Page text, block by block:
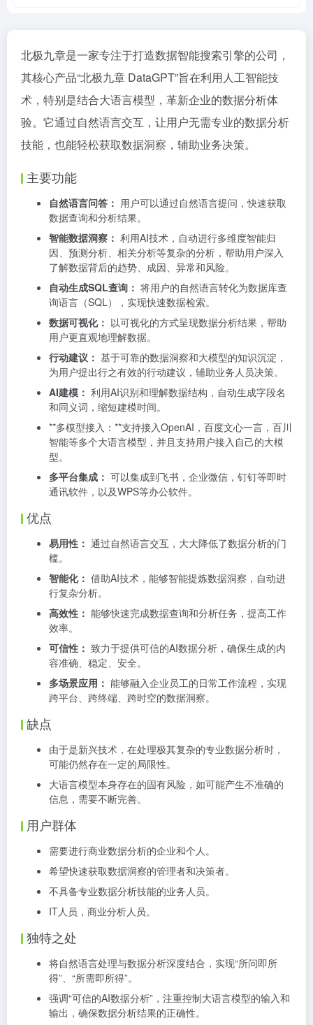
北极九章是一家专注于打造数据智能搜索引擎的公司，
其核心产品“北极九章 DataGPT”旨在利用人工智能技
术，特别是结合大语言模型，革新企业的数据分析体
验。它通过自然语言交互，让用户无需专业的数据分析
技能，也能轻松获取数据洞察，辅助业务决策。
主要功能
自然语言问答： 用户可以通过自然语言提问，快速获取
数据查询和分析结果。
智能数据洞察： 利用AI技术，自动进行多维度智能归
因、预测分析、相关分析等复杂的分析，帮助用户深入
了解数据背后的趋势、成因、异常和风险。
自动生成SQL查询： 将用户的自然语言转化为数据库查
询语言（SQL），实现快速数据检索。
数据可视化： 以可视化的方式呈现数据分析结果，帮助
用户更直观地理解数据。
行动建议： 基于可靠的数据洞察和大模型的知识沉淀，
为用户提出行之有效的行动建议，辅助业务人员决策。
AI建模： 利用AI识别和理解数据结构，自动生成字段名
和同义词，缩短建模时间。
**多模型接入：**支持接入OpenAI，百度文心一言，百川
智能等多个大语言模型，并且支持用户接入自己的大模
型。
多平台集成： 可以集成到飞书，企业微信，钉钉等即时
通讯软件，以及WPS等办公软件。
优点
易用性： 通过自然语言交互，大大降低了数据分析的门
槛。
智能化： 借助AI技术，能够智能提炼数据洞察，自动进
行复杂分析。
高效性： 能够快速完成数据查询和分析任务，提高工作
效率。
可信性： 致力于提供可信的AI数据分析，确保生成的内
容准确、稳定、安全。
多场景应用： 能够融入企业员工的日常工作流程，实现
跨平台、跨终端、跨时空的数据洞察。
缺点
由于是新兴技术，在处理极其复杂的专业数据分析时，
可能仍然存在一定的局限性。
大语言模型本身存在的固有风险，如可能产生不准确的
信息，需要不断完善。
用户群体
需要进行商业数据分析的企业和个人。
希望快速获取数据洞察的管理者和决策者。
不具备专业数据分析技能的业务人员。
IT人员，商业分析人员。
独特之处
将自然语言处理与数据分析深度结合，实现“所问即所
得”、“所需即所得”。
强调“可信的AI数据分析”，注重控制大语言模型的输入和
输出，确保数据分析结果的正确性。